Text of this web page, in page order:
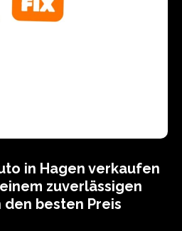
in Hagen verkaufen
zuverlässigen
den besten Preis